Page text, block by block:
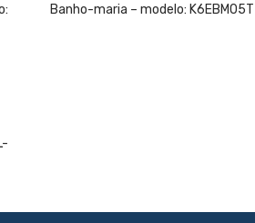
Banho-maria – modelo: